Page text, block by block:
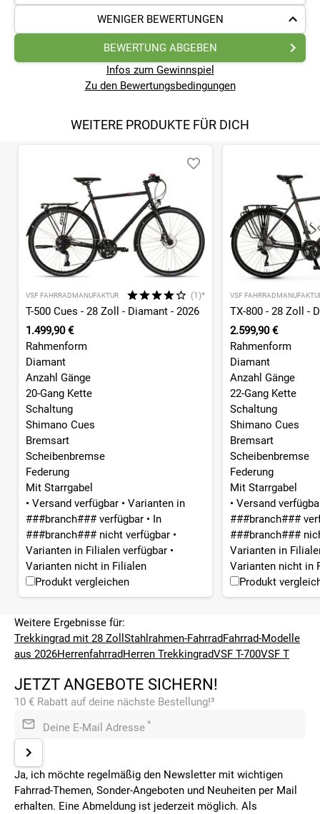
WENIGER BEWERTUNGEN
BEWERTUNG ABGEBEN
Infos zum Gewinnspiel
Zu den Bewertungsbedingungen
WEITERE PRODUKTE FÜR DICH
VSF FAHRRADMANUFAKTUR (1)*
T-500 Cues - 28 Zoll - Diamant - 2026
1.499,90 €
Rahmenform
Diamant
Anzahl Gänge
20-Gang Kette
Schaltung
Shimano Cues
Bremsart
Scheibenbremse
Federung
Mit Starrgabel
• Versand verfügbar • Varianten in
###branch### verfügbar • In
###branch### nicht verfügbar •
Varianten in Filialen verfügbar •
Varianten nicht in Filialen
Produkt vergleichen
VSF
TX-800 - 28 Zoll -
2.599,90 €
Rahmenform
Diamant
Anzahl Gänge
22-Gang Kette
Schaltung
Shimano Cues
Bremsart
Scheibenbremse
Federung
Mit Starrgabel
• Versand
###branch###
###branch###
Varianten in
Varianten nicht in
Produkt
Weitere Ergebnisse für:
Trekkingrad mit 28 Zoll Stahlrahmen-FahrradFahrrad-Modelle
aus 2026HerrenfahrradHerren TrekkingradVSF T-700VSF T
JETZT ANGEBOTE SICHERN!
10 € Rabatt auf deine nächste Bestellung!³
Deine E-Mail Adresse *
Ja, ich möchte regelmäßig den Newsletter mit wichtigen
Fahrrad-Themen, Sonder-Angeboten und Neuheiten per Mail
erhalten. Eine Abmeldung ist jederzeit möglich. Als